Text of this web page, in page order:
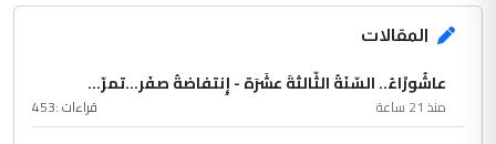
المقالات
عاشُورْاءُ.. السّنَةُ الثّالثةَ عشَرَة - إِنتفاضةُ صفَر…تمرّ...
منذ 21 ساعة قراءات :453